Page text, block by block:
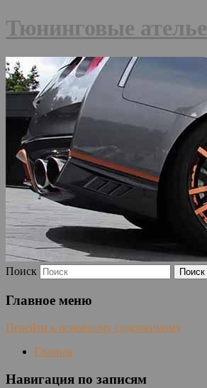
Тюнинговые ателье
Поиск
Главное меню
Перейти к основному содержимому
Главная
Навигация по записям